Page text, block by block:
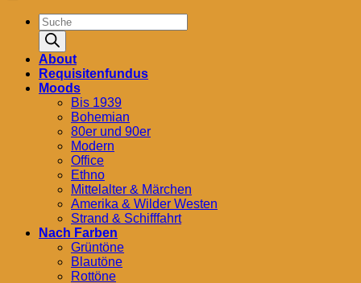
Products
search
About
Requisitenfundus
Moods
Bis 1939
Bohemian
80er und 90er
Modern
Office
Ethno
Mittelalter & Märchen
Amerika & Wilder Westen
Strand & Schifffahrt
Nach Farben
Grüntöne
Blautöne
Rottöne